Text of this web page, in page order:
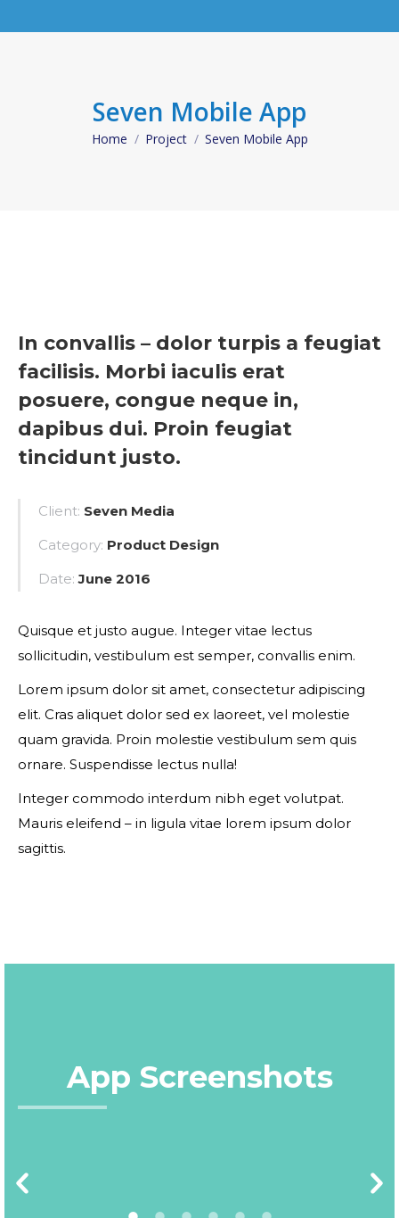
Seven Mobile App
You are here:
Home Project Seven Mobile App
In convallis – dolor turpis a feugiat
facilisis. Morbi iaculis erat
posuere, congue neque in,
dapibus dui. Proin feugiat
tincidunt justo.
Client: Seven Media
Category: Product Design
Date: June 2016
Quisque et justo augue. Integer vitae lectus
sollicitudin, vestibulum est semper, convallis enim.
Lorem ipsum dolor sit amet, consectetur adipiscing
elit. Cras aliquet dolor sed ex laoreet, vel molestie
quam gravida. Proin molestie vestibulum sem quis
ornare. Suspendisse lectus nulla!
Integer commodo interdum nibh eget volutpat.
Mauris eleifend – in ligula vitae lorem ipsum dolor
sagittis.
App Screenshots